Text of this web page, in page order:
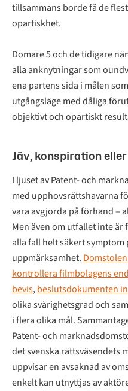
tillsammans borde få de
opartiskhet.
Domare 5 och de tidigare
alla anknytningar som
ena partens sida i målen
utgångsläge med dåliga
objektivt och opartiskt
Jäv, konspiration
I ljuset av Patent- och
med upphovsrättshavarna
vara avgjorda på förhand –
Men även om utfallet inte
alla fall helt säkert
uppmärksamhet.
kontrollera filmbolagens
bevis,beslutsdokumenten
olika svårighetsgrad och
i flera olika mål.
Patent- och
det svenska rättsväsendets
uppvisar en avsaknad av
enkelt kan utnyttjas av